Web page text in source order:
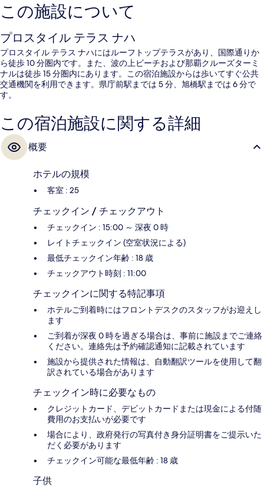
この施設について
プロスタイル テラス ナハ
プロスタイル テラス ナハにはルーフトップテラスがあり、国際通りか
ら徒歩 10 分圏内です。また、波の上ビーチおよび那覇クルーズターミ
ナルは徒歩 15 分圏内にあります。この宿泊施設からは歩いてすぐ公共
交通機関を利用できます。県庁前駅までは 5 分、旭橋駅までは 6 分で
す。
この宿泊施設に関する詳細
概要
ホテルの規模
客室 : 25
チェックイン / チェックアウト
チェックイン : 15:00 ～ 深夜 0 時
レイトチェックイン (空室状況による)
最低チェックイン年齢 : 18 歳
チェックアウト時刻 : 11:00
チェックインに関する特記事項
ホテルご到着時にはフロントデスクのスタッフがお迎えし
ます
ご到着が深夜 0 時を過ぎる場合は、事前に施設までご連絡
ください。連絡先は予約確認通知に記載されています
施設から提供された情報は、自動翻訳ツールを使用して翻
訳されている場合があります
チェックイン時に必要なもの
クレジットカード、デビットカードまたは現金による付随
費用のお支払いが必要です
場合により、政府発行の写真付き身分証明書をご提示いた
だく必要があります
チェックイン可能な最低年齢 : 18 歳
子供